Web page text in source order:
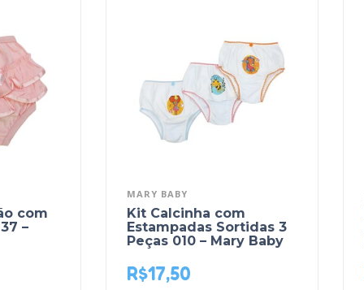
com
–
MARY BABY
Kit Calcinha com
Estampadas Sortidas 3
Peças 010 – Mary Baby
R$17,50